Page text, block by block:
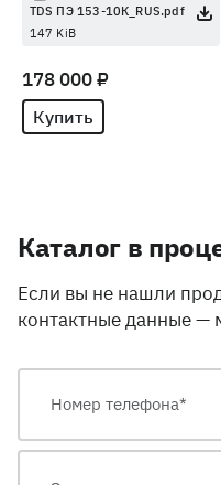
TDS ПЭ 153-10К_RUS.pdf
147 KiB
178 000 ₽
Купить
Каталог в
Если вы не нашли
контактные данные —